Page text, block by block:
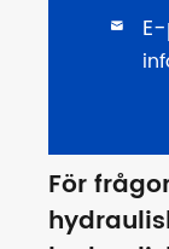

För